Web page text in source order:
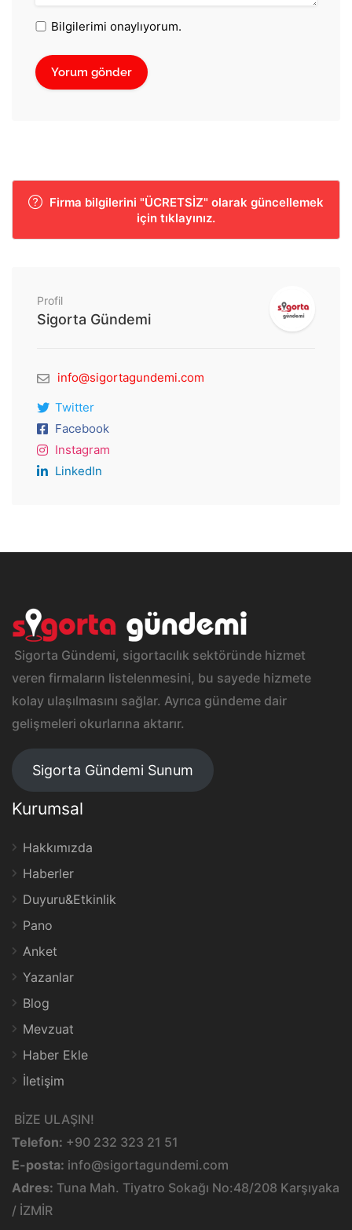
Bilgilerimi onaylıyorum.
Firma bilgilerini "ÜCRETSİZ" olarak güncellemek
için tıklayınız.
Profil
Sigorta Gündemi
info@sigortagundemi.com
Twitter
Facebook
Instagram
LinkedIn
Sigorta Gündemi, sigortacılık sektöründe hizmet
veren firmaların listelenmesini, bu sayede hizmete
kolay ulaşılmasını sağlar. Ayrıca gündeme dair
gelişmeleri okurlarına aktarır.
Sigorta Gündemi Sunum
Kurumsal
Hakkımızda
Haberler
Duyuru&Etkinlik
Pano
Anket
Yazanlar
Blog
Mevzuat
Haber Ekle
İletişim
BİZE ULAŞIN!
Telefon: +90 232 323 21 51
E-posta: info@sigortagundemi.com
Adres: Tuna Mah. Tiyatro Sokağı No:48/208 Karşıyaka
/ İZMİR